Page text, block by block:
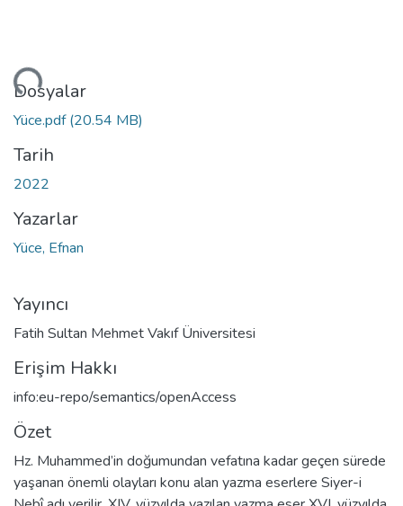
Dosyalar
Yüce.pdf(20.54 MB)
Tarih
2022
Yazarlar
Yüce, Efnan
Yayıncı
Fatih Sultan Mehmet Vakıf Üniversitesi
Erişim Hakkı
info:eu-repo/semantics/openAccess
Özet
Hz. Muhammed’in doğumundan vefatına kadar geçen sürede
yaşanan önemli olayları konu alan yazma eserlere Siyer-i